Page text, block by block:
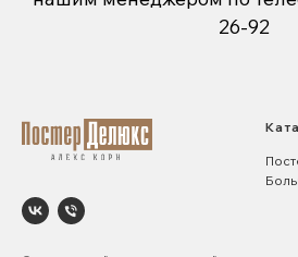
26-92